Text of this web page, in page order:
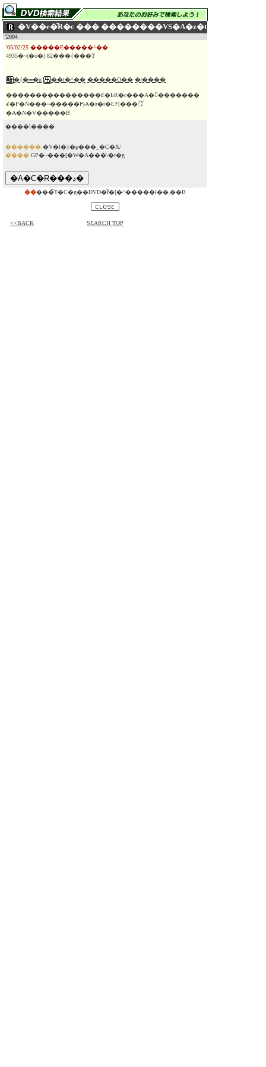
�V��e�̌R�c ��܏� ��������VS�A�z�t
'2004
'05/02/25 �����E�����^��
4935�~(�ō�) 82���{���T
�{�═�u ��t�^�� �����O�� �|����
����������������E�ҌR�c���A�􂢂�������
ꂽ�P�N���~�����߂ɉA�z�t�Ɛ키���㌀
�A�N�V�����B
����\����
������:�V�l�}�p���_�C�X/
�̔���:GP�~���[�W�A���\�t�g
�� ���̃T�C�g��DVD�̂݃f�[�^�����ł��܂��B
<<BACK SEARCH TOP